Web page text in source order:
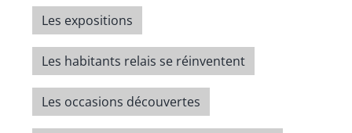
Les expositions
Les habitants relais se réinventent
Les occasions découvertes